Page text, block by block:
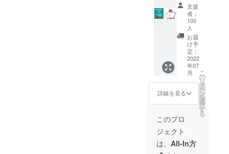
れる可
能性が
ありま
す。
＞ 希望
販売価
4,000円
[TABLE
STAND]
×1点 ※
送料は
含まれ
ており
ます。
製造工
程上の
都合等
により
出荷時
支援
者：
100
人
お届
け予
定：
2022
年07
月
詳細を見る
こ
の
リ
タ
ー
ン
を
選
択
す
る
このプロ
ジェクト
は、 All-In方